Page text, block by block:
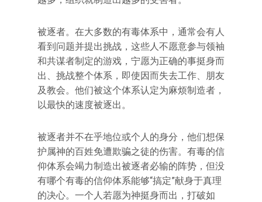
被逐者。在大多数的有毒体系中，通常会有人
看到问题并提出挑战，这些人不愿意参与领袖
和共谋者制定的游戏，宁愿为正确的事挺身而
出、挑战整个体系，即使因而失去工作、朋友
及教会。他们被这个体系认定为麻烦制造者，
以最快的速度被逐出。
被逐者并不在乎地位或个人的身分，他们想保
护属神的百姓免遭欺骗之徒的伤害。有毒的信
仰体系会竭力制造出被逐者必输的阵势，但没
有哪个有毒的信仰体系能够“搞定”献身于真理
的决心。一个人若愿为神挺身而出，打破如